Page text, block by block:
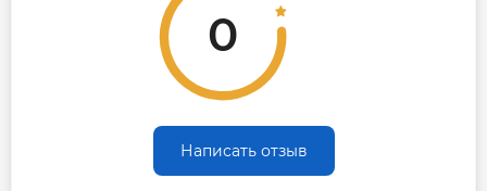
Гарантия
Гарантия производителя, мес
0
Написать отзыв